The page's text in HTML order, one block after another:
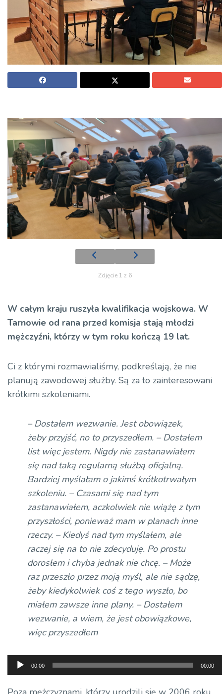
Zdjęcie 1 z 6
W całym kraju ruszyła kwalifikacja wojskowa. W
Tarnowie od rana przed komisja stają młodzi
mężczyźni, którzy w tym roku kończą 19 lat.
Ci z którymi rozmawialiśmy, podkreślają, że nie
planują zawodowej służby. Są za to zainteresowani
krótkimi szkoleniami.
– Dostałem wezwanie. Jest obowiązek,
żeby przyjść, no to przyszedłem. – Dostałem
list więc jestem. Nigdy nie zastanawiałem
się nad taką regularną służbą oficjalną.
Bardziej myślałam o jakimś krótkotrwałym
szkoleniu. – Czasami się nad tym
zastanawiałem, aczkolwiek nie wiążę z tym
przyszłości, ponieważ mam w planach inne
rzeczy. – Kiedyś nad tym myślałem, ale
raczej się na to nie zdecyduję. Po prostu
dorosłem i chyba jednak nie chcę. – Może
raz przeszło przez moją myśl, ale nie sądzę,
żeby kiedykolwiek coś z tego wyszło, bo
miałem zawsze inne plany. – Dostałem
wezwanie, a wiem, że jest obowiązkowe,
więc przyszedłem
Odtwarzacz
plików
dźwiękowych
00:00 00:00